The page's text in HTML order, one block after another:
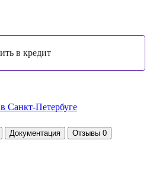
в Санкт-Петербуге
Документация Отзывы 0